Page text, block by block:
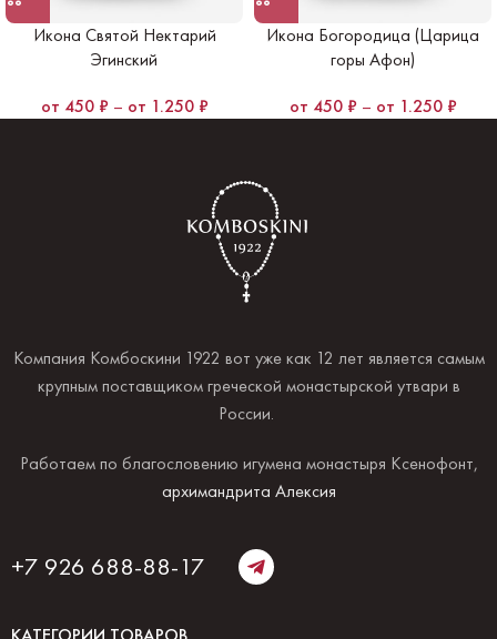
Икона Святой Нектарий
Эгинский
450 ₽ – 1.250 ₽
Икона Богородица (Царица
горы Афон)
450 ₽ – 1.250 ₽
Компания Комбоскини 1922 вот уже как 12 лет является самым
крупным поставщиком греческой монастырской утвари в
России.
Работаем по благословению игумена монастыря Ксенофонт,
архимандрита Алексия
+7 926 688-88-17